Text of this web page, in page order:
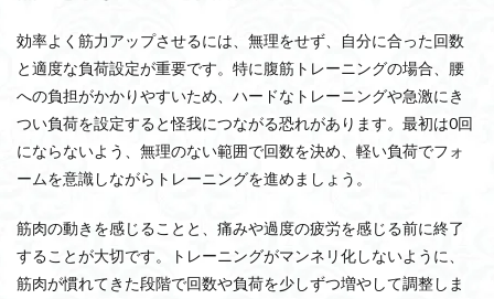
効率よく筋力アップさせるには、無理をせず、自分に合った回数
と適度な負荷設定が重要です。特に腹筋トレーニングの場合、腰
への負担がかかりやすいため、ハードなトレーニングや急激にき
つい負荷を設定すると怪我につながる恐れがあります。最初は0回
にならないよう、無理のない範囲で回数を決め、軽い負荷でフォ
ームを意識しながらトレーニングを進めましょう。
筋肉の動きを感じることと、痛みや過度の疲労を感じる前に終了
することが大切です。トレーニングがマンネリ化しないように、
筋肉が慣れてきた段階で回数や負荷を少しずつ増やして調整しま